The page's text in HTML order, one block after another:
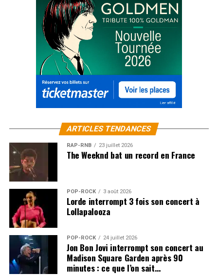
ARTICLES TENDANCES
RAP-RNB 23 juillet 2026
The Weeknd bat un record en France
POP-ROCK 3 août 2026
Lorde interrompt 3 fois son concert à
Lollapalooza
POP-ROCK 24 juillet 2026
Jon Bon Jovi interrompt son concert au
Madison Square Garden après 90
minutes : ce que l’on sait…